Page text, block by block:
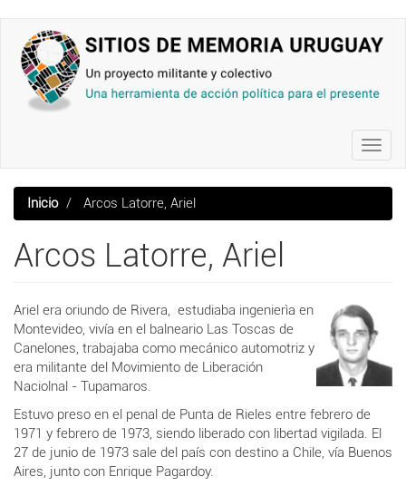
contenido
principal
Inicio Arcos Latorre, Ariel
Arcos Latorre, Ariel
Ariel era oriundo de Rivera, estudiaba ingenierìa en
Montevideo, vivía en el balneario Las Toscas de
Canelones, trabajaba como mecánico automotriz y
era militante del Movimiento de Liberación
Naciolnal - Tupamaros.
Estuvo preso en el penal de Punta de Rieles entre febrero de
1971 y febrero de 1973, siendo liberado con libertad vigilada. El
27 de junio de 1973 sale del país con destino a Chile, vía Buenos
Aires, junto con Enrique Pagardoy.